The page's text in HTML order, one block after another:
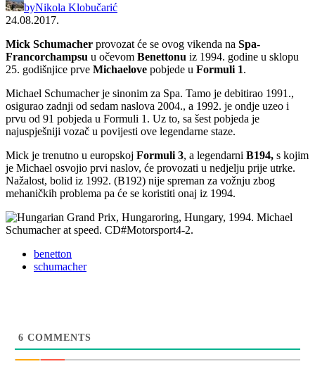
byNikola Klobučarić
24.08.2017.
Mick Schumacher provozat će se ovog vikenda na Spa-
Francorchampsu u očevom Benettonu iz 1994. godine u sklopu
25. godišnjice prve Michaelove pobjede u Formuli 1.
Michael Schumacher je sinonim za Spa. Tamo je debitirao 1991.,
osigurao zadnji od sedam naslova 2004., a 1992. je ondje uzeo i
prvu od 91 pobjeda u Formuli 1. Uz to, sa šest pobjeda je
najuspješniji vozač u povijesti ove legendarne staze.
Mick je trenutno u europskoj Formuli 3, a legendarni B194, s kojim
je Michael osvojio prvi naslov, će provozati u nedjelju prije utrke.
Nažalost, bolid iz 1992. (B192) nije spreman za vožnju zbog
mehaničkih problema pa će se koristiti onaj iz 1994.
benetton
schumacher
6 COMMENTS